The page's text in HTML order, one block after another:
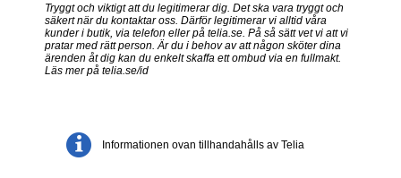
Tryggt och viktigt att du legitimerar dig. Det ska vara tryggt och
säkert när du kontaktar oss. Därför legitimerar vi alltid våra
kunder i butik, via telefon eller på telia.se. På så sätt vet vi att vi
pratar med rätt person. Är du i behov av att någon sköter dina
ärenden åt dig kan du enkelt skaffa ett ombud via en fullmakt.
Läs mer på telia.se/id
Informationen ovan tillhandahålls av Telia